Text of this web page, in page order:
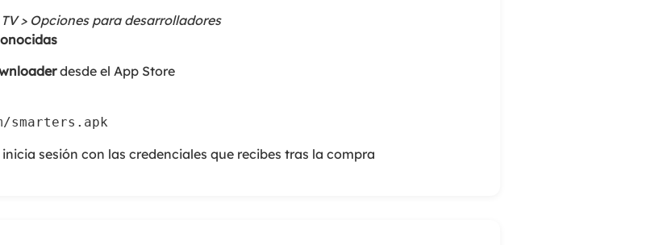
> Opciones para desarrolladores
desde el App Store
smarters.apk
sesión con las credenciales que recibes tras la compra